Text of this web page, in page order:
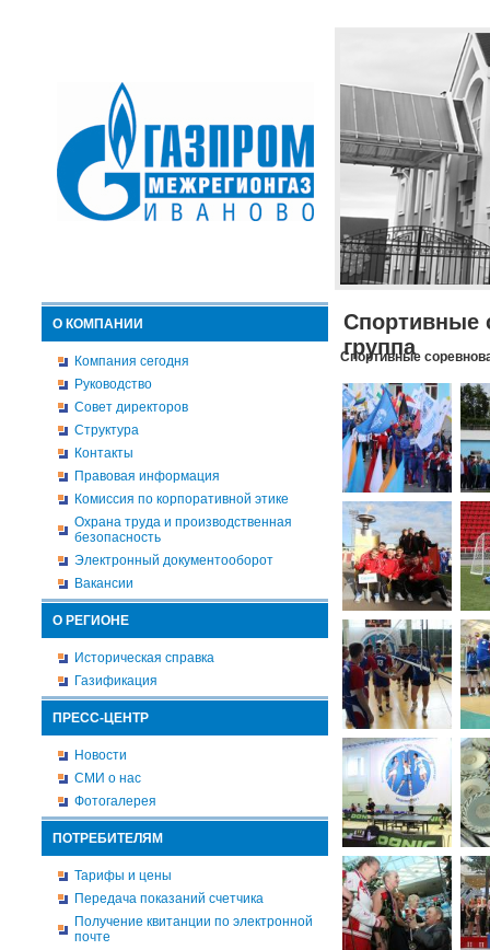
О КОМПАНИИ
Компания сегодня
Руководство
Совет директоров
Структура
Контакты
Правовая информация
Комиссия по корпоративной этике
Охрана труда и производственная
безопасность
Электронный документооборот
Вакансии
О РЕГИОНЕ
Историческая справка
Газификация
ПРЕСС-ЦЕНТР
Новости
СМИ о нас
Фотогалерея
ПОТРЕБИТЕЛЯМ
Тарифы и цены
Передача показаний счетчика
Получение квитанции по электронной
почте
Спортивные
группа
Спортивные